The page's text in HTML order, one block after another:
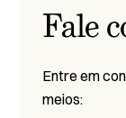
Fale
Entre em
meios: